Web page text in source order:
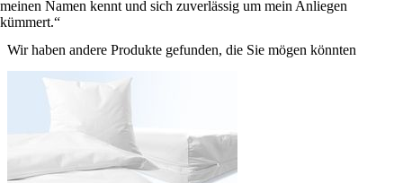
meinen Namen kennt und sich zuverlässig um mein Anliegen
kümmert.
Wir haben andere Produkte gefunden, die Sie mögen könnten